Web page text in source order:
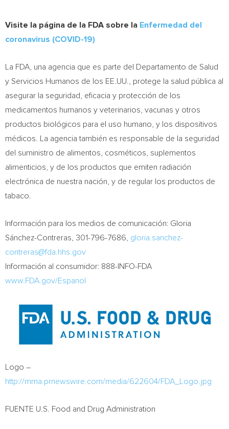
Visite la página de la FDA sobre la Enfermedad del
coronavirus (COVID-19)
La FDA, una agencia que es parte del Departamento de Salud
y Servicios Humanos de los EE.UU., protege la salud pública al
asegurar la seguridad, eficacia y protección de los
medicamentos humanos y veterinarios, vacunas y otros
productos biológicos para el uso humano, y los dispositivos
médicos. La agencia también es responsable de la seguridad
del suministro de alimentos, cosméticos, suplementos
alimenticios, y de los productos que emiten radiación
electrónica de nuestra nación, y de regular los productos de
tabaco.
Información para los medios de comunicación: Gloria
Sánchez-Contreras, 301-796-7686, gloria.sanchez-
contreras@fda.hhs.gov
Información al consumidor: 888-INFO-FDA
www.FDA.gov/Espanol
Logo –
http://mma.prnewswire.com/media/622604/FDA_Logo.jpg
FUENTE U.S. Food and Drug Administration